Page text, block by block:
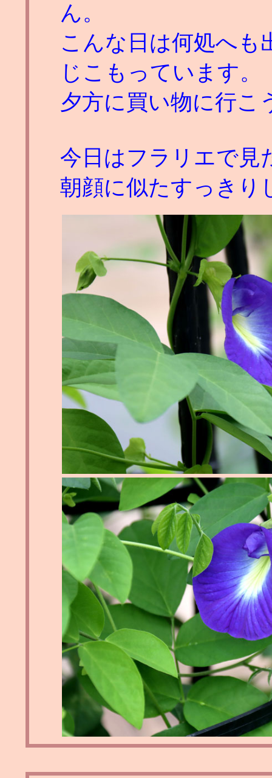
ん。
こんな日は何処へも
じこもっています。
夕方に買い物に行こ
今日はフラリエで見
朝顔に似たすっきり